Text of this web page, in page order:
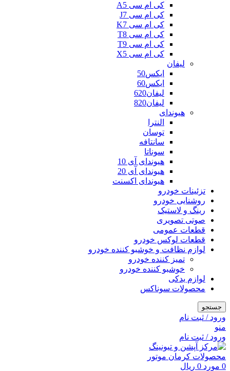
کی ام سی A5
کی ام سی J7
کی ام سی K7
کی ام سی T8
کی ام سی T9
کی ام سی X5
لیفان
ایکس50
ایکس60
لیفان620
لیفان820
هیوندای
النترا
توسان
سانتافه
سوناتا
هیوندای آی 10
هیوندای آی 20
هیوندای اکسنت
تزئینات خودرو
روشنایی خودرو
رینگ و لاستیک
صوتی تصویری
قطعات عمومی
قطعات لوکس خودرو
لوازم نظافت و خوشبو کننده خودرو
تمیز کننده خودرو
خوشبو کننده خودرو
لوازم یدکی
محصولات سوناکس
جستجو
ورود / ثبت نام
منو
ورود / ثبت نام
0 مورد 0 ریال